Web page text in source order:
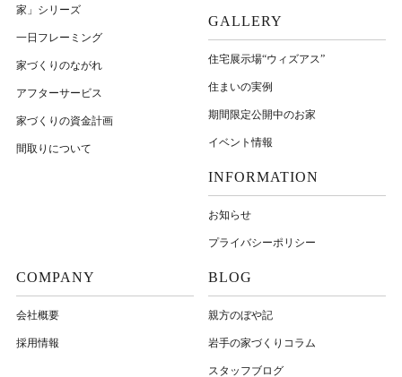
家」シリーズ
一日フレーミング
家づくりのながれ
アフターサービス
家づくりの資金計画
間取りについて
GALLERY
住宅展示場“ウィズアス”
住まいの実例
期間限定公開中のお家
イベント情報
INFORMATION
お知らせ
プライバシーポリシー
COMPANY
会社概要
採用情報
BLOG
親方のぼや記
岩⼿の家づくりコラム
スタッフブログ